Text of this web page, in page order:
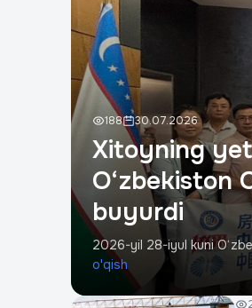
188 30.07.2026
Xitoyning
O‘zbekiston
buyurdi
2026-yil 28-iyul kuni
o'qish